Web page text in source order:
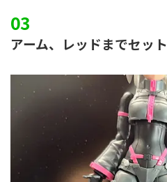
アーム、レッドまでセット